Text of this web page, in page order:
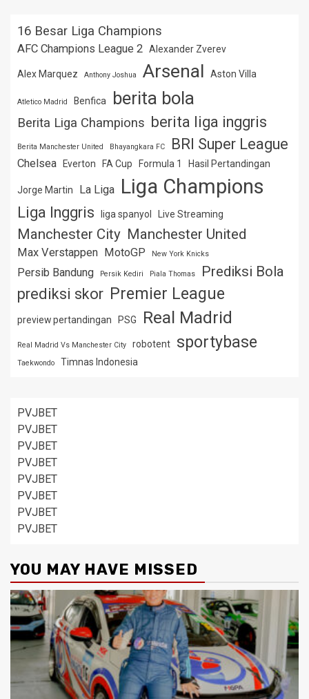
16 Besar Liga Champions
AFC Champions League 2 Alexander Zverev
Alex Marquez Anthony Joshua Arsenal Aston Villa
Atletico Madrid Benfica berita bola
Berita Liga Champions berita liga inggris
Berita Manchester United Bhayangkara FC BRI Super League
Chelsea Everton FA Cup Formula 1 Hasil Pertandingan
Jorge Martin La Liga Liga Champions
Liga Inggris liga spanyol Live Streaming
Manchester City Manchester United
Max Verstappen MotoGP New York Knicks
Persib Bandung Persik Kediri Piala Thomas Prediksi Bola
prediksi skor Premier League
preview pertandingan PSG Real Madrid
Real Madrid Vs Manchester City robotent sportybase
Taekwondo Timnas Indonesia
PVJBET
PVJBET
PVJBET
PVJBET
PVJBET
PVJBET
PVJBET
PVJBET
YOU MAY HAVE MISSED